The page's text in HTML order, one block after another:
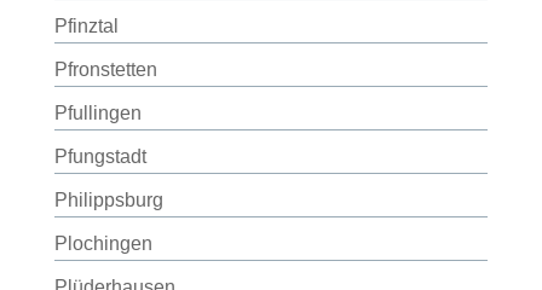
Pfinztal
Pfronstetten
Pfullingen
Pfungstadt
Philippsburg
Plochingen